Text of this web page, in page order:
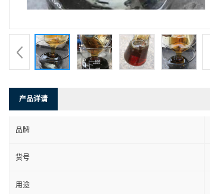
产品详请
品牌
货号
用途